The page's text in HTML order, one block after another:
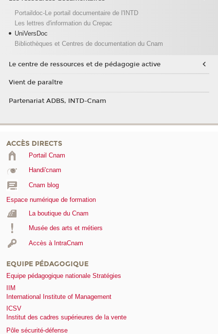
Portaildoc-Le portail documentaire de l'INTD
Les lettres d'information du Crepac
UniVersDoc
Bibliothèques et Centres de documentation du Cnam
Le centre de ressources et de pédagogie active
Vient de paraître
Partenariat ADBS, INTD-Cnam
ACCÈS DIRECTS
Portail Cnam
Handi'cnam
Cnam blog
Espace numérique de formation
La boutique du Cnam
Musée des arts et métiers
Accès à IntraCnam
EQUIPE PÉDAGOGIQUE
Equipe pédagogique nationale Stratégies
IIM
International Institute of Management
ICSV
Institut des cadres supérieures de la vente
Pôle sécurité-défense